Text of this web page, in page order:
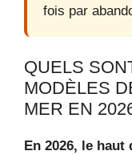
fois par
QUELS
MODÈLES
MER EN
En 2026, le